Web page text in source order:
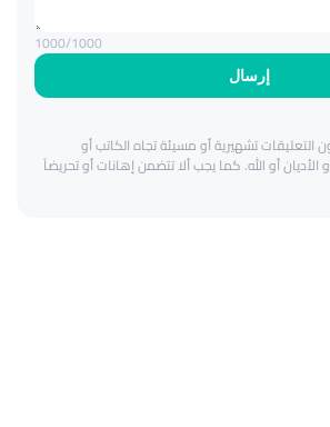
إرسال
1000/1000
التعليقات تشهيرية أو مسيئة تجاه الكاتب أو
أو الله. كما يجب ألا تتضمن إهانات أو تحريضاً